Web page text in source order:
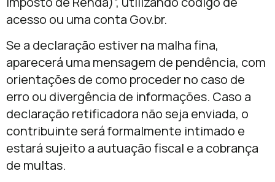
acesso ou uma conta Gov.br.
Se a declaração estiver na malha fina,
aparecerá uma mensagem de pendência, com
orientações de como proceder no caso de
erro ou divergência de informações. Caso a
declaração retificadora não seja enviada, o
contribuinte será formalmente intimado e
estará sujeito a autuação fiscal e a cobrança
de multas.